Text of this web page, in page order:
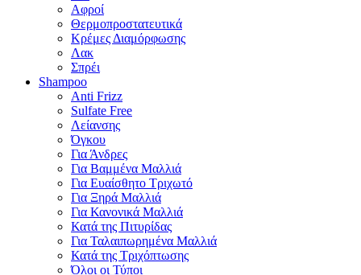
Αφροί
Θερμοπροστατευτικά
Κρέμες Διαμόρφωσης
Λακ
Σπρέι
Shampoo
Anti Frizz
Sulfate Free
Λείανσης
Όγκου
Για Άνδρες
Για Βαμμένα Μαλλιά
Για Ευαίσθητο Τριχωτό
Για Ξηρά Μαλλιά
Για Κανονικά Μαλλιά
Κατά της Πιτυρίδας
Για Ταλαιπωρημένα Μαλλιά
Κατά της Τριχόπτωσης
Όλοι οι Τύποι